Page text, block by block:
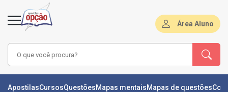
Área Aluno
ApostilasCursosQuestõesMapas mentaisMapas de questões